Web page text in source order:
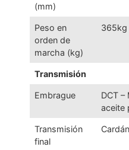
(mm)
Peso en
orden de
marcha (kg)
365kg
Transmisión
Embrague
DCT
aceite
Transmisión
final
Cardán